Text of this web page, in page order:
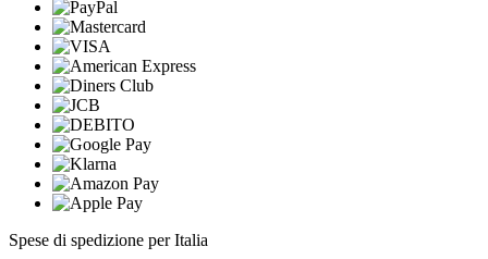
Spese di spedizione per Italia